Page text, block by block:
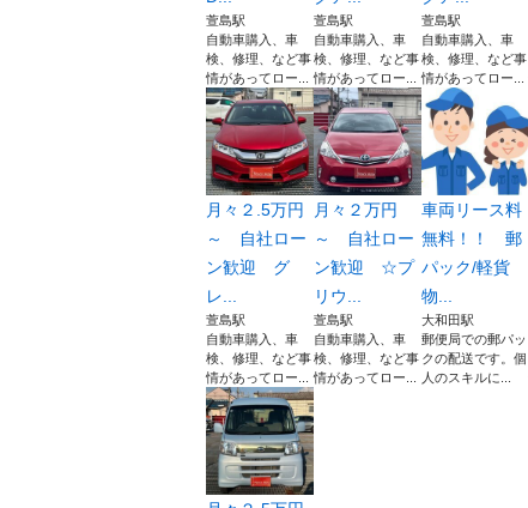
萱島駅
自動車購入、車
検、修理、など事
情があってロー...
萱島駅
自動車購入、車
検、修理、など事
情があってロー...
萱島駅
自動車購入、車
検、修理、など事
情があってロー...
月々２.5万円
～ 自社ロー
ン歓迎 グ
レ...
萱島駅
自動車購入、車
検、修理、など事
情があってロー...
月々２万円
～ 自社ロー
ン歓迎 ☆プ
リウ...
萱島駅
自動車購入、車
検、修理、など事
情があってロー...
車両リース料
無料！！ 郵
パック/軽貨
物...
大和田駅
郵便局での郵パッ
クの配送です。個
人のスキルに...